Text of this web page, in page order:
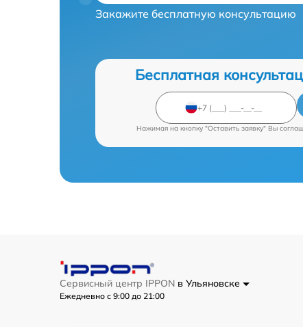
Закажите бесплатную консультацию
Бесплатная
Нажимая на кнопку "Оставить заявку" Вы
Сервисный центр IPPON в Ульяновске
Ежедневно с 9:00 до 21:00